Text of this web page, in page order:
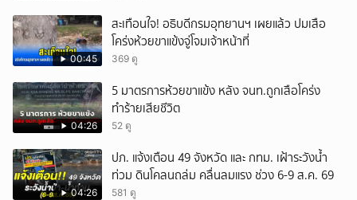
00:45
สะเทือนใจ! อธิบดีกรมอุทยานฯ เผยแล้ว ปมเสือ
โคร่งห้วยขาแข้งจู่โจมเจ้าหน้าที่
369 ดู
04:26
5 มาตรการห้วยขาแข้ง หลัง จนท.ถูกเสือโคร่ง
ทำร้ายเสียชีวิต
52 ดู
04:26
ปภ. แจ้งเตือน 49 จังหวัด และ กทม. เฝ้าระวังน้ำ
ท่วม ดินโคลนถล่ม คลื่นลมแรง ช่วง 6-9 ส.ค. 69
581 ดู